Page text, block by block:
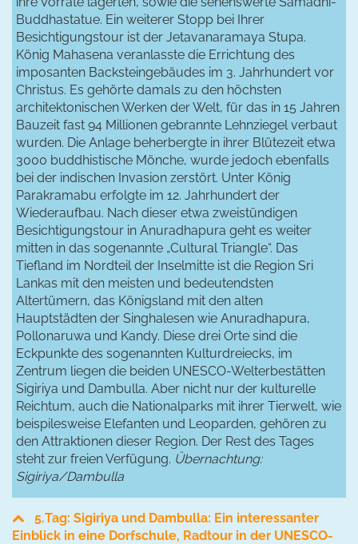
Buddhastatue. Ein weiterer Stopp bei Ihrer
Besichtigungstour ist der Jetavanaramaya Stupa.
König Mahasena veranlasste die Errichtung des
imposanten Backsteingebäudes im 3. Jahrhundert vor
Christus. Es gehörte damals zu den höchsten
architektonischen Werken der Welt, für das in 15 Jahren
Bauzeit fast 94 Millionen gebrannte Lehnziegel verbaut
wurden. Die Anlage beherbergte in ihrer Blütezeit etwa
3000 buddhistische Mönche, wurde jedoch ebenfalls
bei der indischen Invasion zerstört. Unter König
Parakramabu erfolgte im 12. Jahrhundert der
Wiederaufbau. Nach dieser etwa zweistündigen
Besichtigungstour in Anuradhapura geht es weiter
mitten in das sogenannte „Cultural Triangle“. Das
Tiefland im Nordteil der Inselmitte ist die Region Sri
Lankas mit den meisten und bedeutendsten
Altertümern, das Königsland mit den alten
Hauptstädten der Singhalesen wie Anuradhapura,
Pollonaruwa und Kandy. Diese drei Orte sind die
Eckpunkte des sogenannten Kulturdreiecks, im
Zentrum liegen die beiden UNESCO-Welterbestätten
Sigiriya und Dambulla. Aber nicht nur der kulturelle
Reichtum, auch die Nationalparks mit ihrer Tierwelt, wie
beispilesweise Elefanten und Leoparden, gehören zu
den Attraktionen dieser Region. Der Rest des Tages
steht zur freien Verfügung. Übernachtung:
Sigiriya/Dambulla
5.Tag: Sigiriya und Dambulla: Ein interessanter
Einblick in eine Dorfschule, Radtour in der UNESCO-